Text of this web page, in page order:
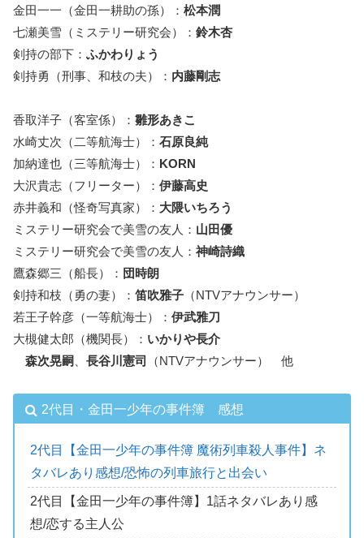
金田一一（金田一耕助の孫）： 松本潤
七瀬美雪（ミステリー研究会）： 鈴木杏
剣持の部下： ふかわりょう
剣持勇（刑事、和枝の夫）： 内藤剛志
香取洋子（客室係）： 雛形あきこ
水崎丈次（二等航海士）： 石原良純
加納達也（三等航海士）： KORN
大沢貴志（フリーター）： 伊藤高史
赤井義和（怪奇写真家）： 大隈いちろう
ミステリー研究会で美雪の友人： 山田優
ミステリー研究会で美雪の友人： 神崎詩織
鷹森郷三（船長）： 団時朗
剣持和枝（勇の妻）： 笛吹雅子 （NTVアナウンサー）
若王子幹彦（一等航海士）： 伊武雅刀
大槻健太郎（機関長）： いかりや長介
森次晃嗣
長谷川憲司 （NTVアナウンサー） 他
2代目・金田一少年の事件簿 感想
2代目【金田一少年の事件簿 魔術列車殺人事件】ネ
タバレあり感想/恐怖の列車旅行と出会い
2代目【金田一少年の事件簿】1話ネタバレあり感
想/恋する主人公